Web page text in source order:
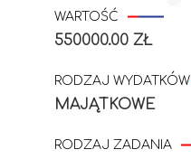
WARTOŚĆ
550000.00 ZŁ
RODZAJ WYDATKÓW
MAJĄTKOWE
RODZAJ ZADANIA